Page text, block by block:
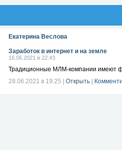
Екатерина Веслова
Заработок в интернет и на земле
16.06.2021 в 22:43
Традиционные МЛМ-компании имеют
28.06.2021 в 19:25
Открыть